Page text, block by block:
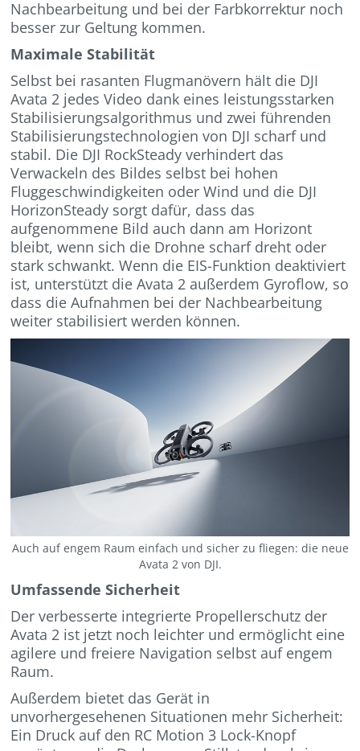
Nachbearbeitung und bei der Farbkorrektur noch
besser zur Geltung kommen.
Maximale Stabilität
Selbst bei rasanten Flugmanövern hält die DJI
Avata 2 jedes Video dank eines leistungsstarken
Stabilisierungsalgorithmus und zwei führenden
Stabilisierungstechnologien von DJI scharf und
stabil. Die DJI RockSteady verhindert das
Verwackeln des Bildes selbst bei hohen
Fluggeschwindigkeiten oder Wind und die DJI
HorizonSteady sorgt dafür, dass das
aufgenommene Bild auch dann am Horizont
bleibt, wenn sich die Drohne scharf dreht oder
stark schwankt. Wenn die EIS-Funktion deaktiviert
ist, unterstützt die Avata 2 außerdem Gyroflow, so
dass die Aufnahmen bei der Nachbearbeitung
weiter stabilisiert werden können.
Auch auf engem Raum einfach und sicher zu fliegen: die neue
Avata 2 von DJI.
Umfassende Sicherheit
Der verbesserte integrierte Propellerschutz der
Avata 2 ist jetzt noch leichter und ermöglicht eine
agilere und freiere Navigation selbst auf engem
Raum.
Außerdem bietet das Gerät in
unvorhergesehenen Situationen mehr Sicherheit:
Ein Druck auf den RC Motion 3 Lock-Knopf